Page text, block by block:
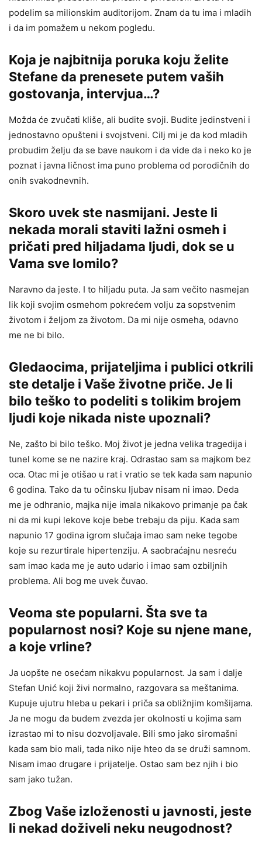
podelim sa milionskim auditorijom. Znam da tu ima i mladih
i da im pomažem u nekom pogledu.
Koja je najbitnija poruka koju želite
Stefane da prenesete putem vaših
gostovanja, intervjua…?
Možda će zvučati kliše, ali budite svoji. Budite jedinstveni i
jednostavno opušteni i svojstveni. Cilj mi je da kod mladih
probudim želju da se bave naukom i da vide da i neko ko je
poznat i javna ličnost ima puno problema od porodičnih do
onih svakodnevnih.
Skoro uvek ste nasmijani. Jeste li
nekada morali staviti lažni osmeh i
pričati pred hiljadama ljudi, dok se u
Vama sve lomilo?
Naravno da jeste. I to hiljadu puta. Ja sam večito nasmejan
lik koji svojim osmehom pokrećem volju za sopstvenim
životom i željom za životom. Da mi nije osmeha, odavno
me ne bi bilo.
Gledaocima, prijateljima i publici otkrili
ste detalje i Vaše životne priče. Je li
bilo teško to podeliti s tolikim brojem
ljudi koje nikada niste upoznali?
Ne, zašto bi bilo teško. Moj život je jedna velika tragedija i
tunel kome se ne nazire kraj. Odrastao sam sa majkom bez
oca. Otac mi je otišao u rat i vratio se tek kada sam napunio
6 godina. Tako da tu očinsku ljubav nisam ni imao. Deda
me je odhranio, majka nije imala nikakovo primanje pa čak
ni da mi kupi lekove koje bebe trebaju da piju. Kada sam
napunio 17 godina igrom slučaja imao sam neke tegobe
koje su rezurtirale hipertenziju. A saobraćajnu nesreću
sam imao kada me je auto udario i imao sam ozbiljnih
problema. Ali bog me uvek čuvao.
Veoma ste popularni. Šta sve ta
popularnost nosi? Koje su njene mane,
a koje vrline?
Ja uopšte ne osećam nikakvu popularnost. Ja sam i dalje
Stefan Unić koji živi normalno, razgovara sa meštanima.
Kupuje ujutru hleba u pekari i priča sa obližnjim komšijama.
Ja ne mogu da budem zvezda jer okolnosti u kojima sam
izrastao mi to nisu dozvoljavale. Bili smo jako siromašni
kada sam bio mali, tada niko nije hteo da se druži samnom.
Nisam imao drugare i prijatelje. Ostao sam bez njih i bio
sam jako tužan.
Zbog Vaše izloženosti u javnosti, jeste
li nekad doživeli neku neugodnost?